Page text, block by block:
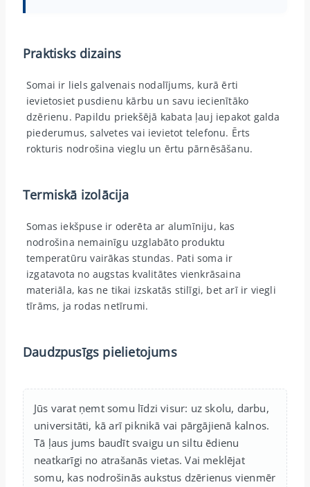
Praktisks dizains
Somai ir liels galvenais nodalījums, kurā ērti
ievietosiet pusdienu kārbu un savu iecienītāko
dzērienu. Papildu priekšējā kabata ļauj iepakot galda
piederumus, salvetes vai ievietot telefonu. Ērts
rokturis nodrošina vieglu un ērtu pārnēsāšanu.
Termiskā izolācija
Somas iekšpuse ir oderēta ar alumīniju, kas
nodrošina nemainīgu uzglabāto produktu
temperatūru vairākas stundas. Pati soma ir
izgatavota no augstas kvalitātes vienkrāsaina
materiāla, kas ne tikai izskatās stilīgi, bet arī ir viegli
tīrāms, ja rodas netīrumi.
Daudzpusīgs pielietojums
Jūs varat ņemt somu līdzi visur: uz skolu, darbu,
universitāti, kā arī piknikā vai pārgājienā kalnos.
Tā ļaus jums baudīt svaigu un siltu ēdienu
neatkarīgi no atrašanās vietas. Vai meklējat
somu, kas nodrošinās aukstus dzērienus vienmēr